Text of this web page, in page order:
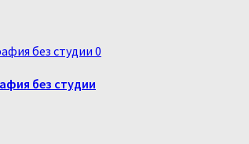
0
без студии